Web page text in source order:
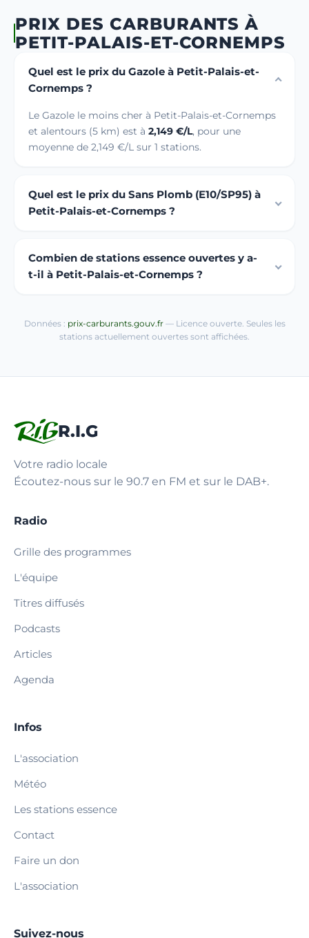
PRIX DES CARBURANTS À
PETIT-PALAIS-ET-CORNEMPS
Quel est le prix du Gazole à Petit-Palais-et-
Cornemps ?
Le Gazole le moins cher à Petit-Palais-et-Cornemps
et alentours (5 km) est à 2,149 €/L, pour une
moyenne de 2,149 €/L sur 1 stations.
Quel est le prix du Sans Plomb (E10/SP95) à
Petit-Palais-et-Cornemps ?
Combien de stations essence ouvertes y a-
t-il à Petit-Palais-et-Cornemps ?
Données : prix-carburants.gouv.fr— Licence ouverte. Seules les
stations actuellement ouvertes sont affichées.
R.I.G
Votre radio locale
Écoutez-nous sur le 90.7 en FM et sur le DAB+.
Radio
Grille des programmes
L'équipe
Titres diffusés
Podcasts
Articles
Agenda
Infos
L'association
Météo
Les stations essence
Contact
Faire un don
L'association
Suivez-nous